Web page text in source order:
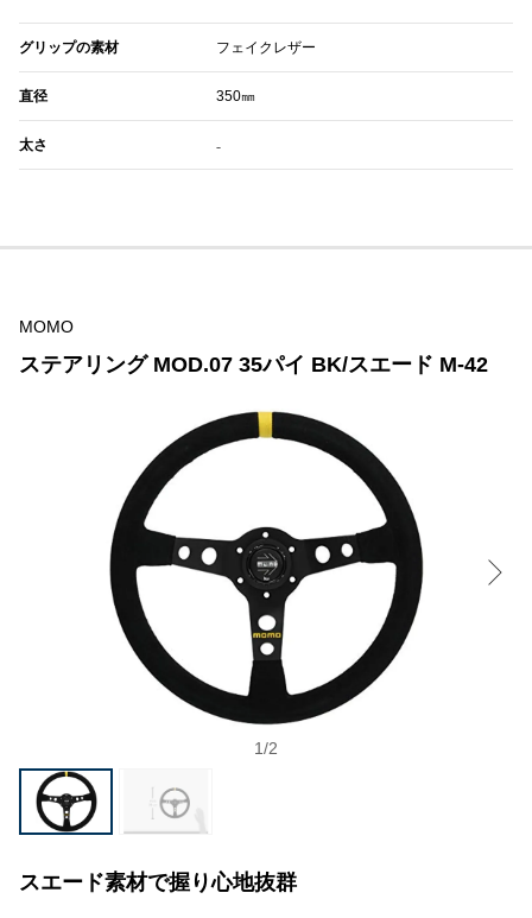
グリップの素材 フェイクレザー
直径 350㎜
太さ ₋
MOMO
ステアリング MOD.07 35パイ BK/スエード M-42
1/2
スエード素材で握り心地抜群